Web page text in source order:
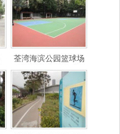
荃湾海滨公园篮球场